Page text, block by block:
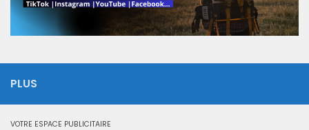
PLUS
VOTRE ESPACE PUBLICITAIRE